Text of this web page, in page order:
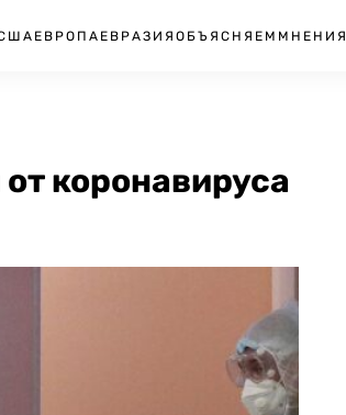
ЕВРОПА ЕВРАЗИЯ ОБЪЯСНЯЕМ МНЕНИЯ
коронавируса